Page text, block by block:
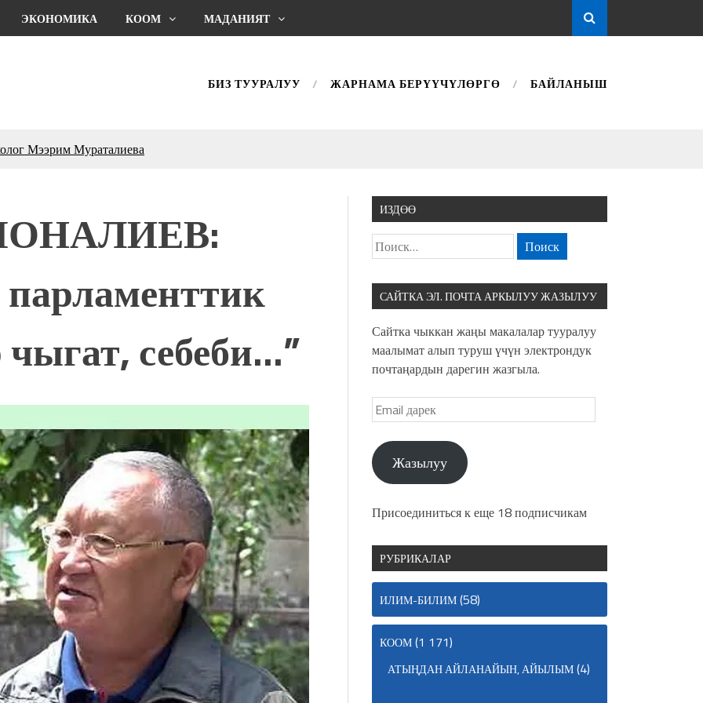
ЭКОНОМИКА КООМ МАДАНИЯТ
БИЗ ТУУРАЛУУ ЖАРНАМА БЕРҮҮЧҮЛӨРГӨ БАЙЛАНЫШ
Мээрим Мураталиева
ТҮБӨЛҮК СИМВОЛУ
фонтанды көрүү үчүн
Light собрал более 20
темадагы
ЖУСУП
Central Park
союзунун
сыймык жана чоң
адабият алпы чыгыш
сөзсүз керек!”
себеби…”
ИЗДӨӨ
САЙТКА ЭЛ. ПОЧТА АРКЫЛУУ ЖАЗЫЛУУ
Сайтка чыккан жаңы макалалар тууралуу
маалымат алып туруш үчүн электрондук
почтаңардын дарегин жазгыла.
Жазылуу
Присоединиться к еще 18 подписчикам
РУБРИКАЛАР
ИЛИМ-БИЛИМ(58)
КООМ(1 171)
АТЫҢДАН АЙЛАНАЙЫН, АЙЫЛЫМ(4)